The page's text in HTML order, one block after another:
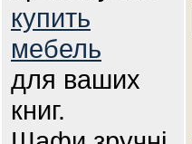
купить
мебель
для ваших
книг.